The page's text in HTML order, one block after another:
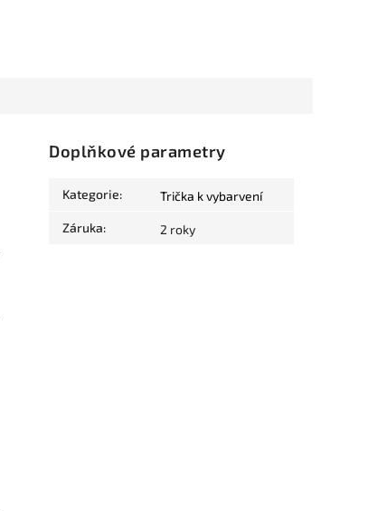
Doplňkové parametry
Kategorie: Trička k vybarvení
Záruka: 2 roky